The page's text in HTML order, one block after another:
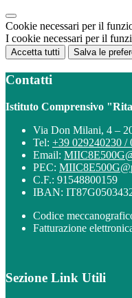
Cookie necessari per il
I cookie necessari per il
Accetta tutti Salva le
Contatti
Istituto Comprensivo
Via Don Milani, 4 –
Tel: +39 029240230 /
Email:
PEC:
C.F.: 91548800159
IBAN:
Codice
Fatturazione
Sezione Link Utili